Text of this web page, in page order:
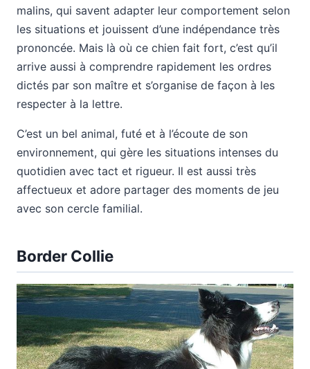
malins, qui savent adapter leur comportement selon
les situations et jouissent d’une indépendance très
prononcée. Mais là où ce chien fait fort, c’est qu’il
arrive aussi à comprendre rapidement les ordres
dictés par son maître et s’organise de façon à les
respecter à la lettre.
C’est un bel animal, futé et à l’écoute de son
environnement, qui gère les situations intenses du
quotidien avec tact et rigueur. Il est aussi très
affectueux et adore partager des moments de jeu
avec son cercle familial.
Border Collie